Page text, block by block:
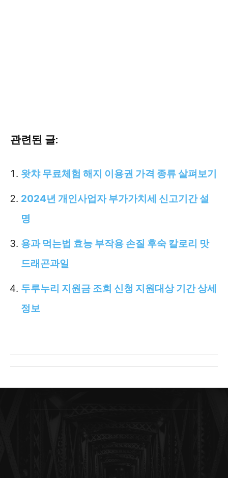
관련된 글:
왓챠 무료체험 해지 이용권 가격 종류 살펴보기
2024년 개인사업자 부가가치세 신고기간 설
명
용과 먹는법 효능 부작용 손질 후숙 칼로리 맛
드래곤과일
두루누리 지원금 조회 신청 지원대상 기간 상세
정보